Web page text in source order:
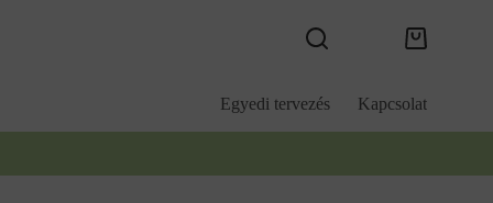
Kosár
Egyedi tervezés Kapcsolat